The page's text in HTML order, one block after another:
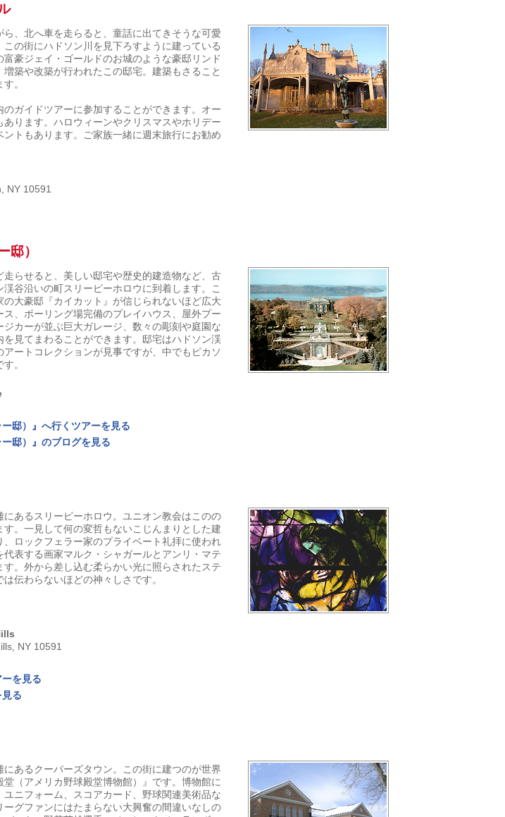
、北へ車を走らると、童話に出てきそうな可愛
の街にハドソン川を見下ろすように建っている
豪ジェイ・ゴールドのお城のような豪邸リンド
築や改築が行われたこの邸宅。建築もさること
。
ガイドツアーに参加することができます。オー
ります。ハロウィーンやクリスマスやホリデー
トもあります。ご家族一緒に週末旅行にお勧め
NY 10591
邸）
らせると、美しい邸宅や歴史的建造物など、古
谷沿いの町スリーピーホロウに到着します。こ
大豪邸『カイカット』が信じられないほど広大
、ボーリング場完備のプレイハウス、屋外プー
カーが並ぶ巨大ガレージ、数々の彫刻や庭園な
見てまわることができます。邸宅はハドソン渓
ートコレクションが見事ですが、中でもピカソ
。
邸）』へ行くツアーを見る
邸）』のブログを見る
あるスリーピーホロウ。ユニオン教会はこのの
。一見して何の変哲もないこじんまりとした建
ロックフェラー家のプライベート礼拝に使われ
表する画家マルク・シャガールとアンリ・マテ
。外から差し込む柔らかい光に照らされたステ
伝わらないほどの神々しさです。
NY 10591
ーを見る
見る
あるクーパーズタウン。この街に建つのが世界
（アメリカ野球殿堂博物館）』です。博物館に
ニフォーム、スコアカード、野球関連美術品な
グファンにはたまらない大興奮の間違いなしの